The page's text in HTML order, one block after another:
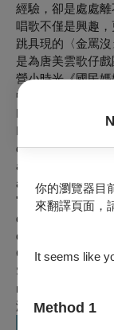
你的瀏覽器目
來翻譯頁面，
It seems like
Method 1
經驗，卻是處處
唱歌不僅是興趣
跳具現的〈金罵
是為唐美雲歌仔
營小時光《國民
中重要的歌曲與故
Heart's Desire
LIN Mei-hsiu,
dance troupes,
always involved
also a way to
"Single Now"
drew attention to
drama adaptation
Company's
Showtime, LIN
most to her and
演出人員